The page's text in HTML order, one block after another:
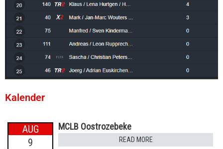
Kalender
AUG
9
MCLB Oostrozebeke
READ MORE